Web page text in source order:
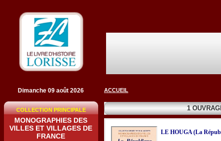
Dimanche 09 août 2026
COLLECTION PRINCIPALE
MONOGRAPHIES DES
VILLES ET VILLAGES DE
FRANCE
ACCUEIL
1
LE HOUGA (La